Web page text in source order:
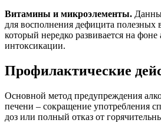
Витамины и микроэлементы.
для восполнения дефицита полезных
который нередко развивается на фоне
интоксикации.
Профилактические
Основной метод предупреждения
печени – сокращение употребления
доз или полный отказ от